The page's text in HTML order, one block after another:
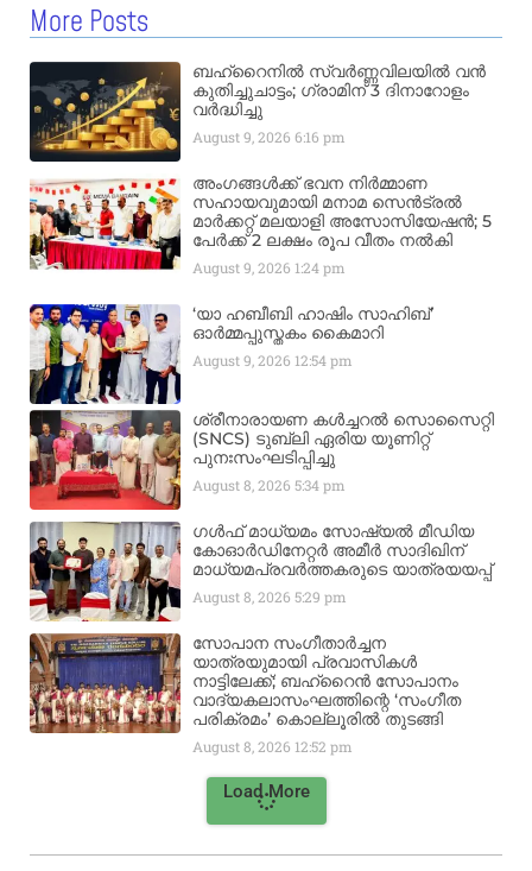
More Posts
ബഹ്‌റൈനിൽ സ്വർണ്ണവിലയിൽ വൻ
കുതിച്ചുചാട്ടം; ഗ്രാമിന് 3 ദിനാറോളം
വർദ്ധിച്ചു
August 9, 20266:16 pm
അംഗങ്ങൾക്ക് ഭവന നിർമ്മാണ
സഹായവുമായി മനാമ സെൻട്രൽ
മാർക്കറ്റ് മലയാളി അസോസിയേഷൻ; 5
പേർക്ക് 2 ലക്ഷം രൂപ വീതം നൽകി
August 9, 2026 1:24 pm
‘യാ ഹബീബി ഹാഷിം സാഹിബ്’
ഓർമ്മപ്പുസ്തകം കൈമാറി
August 9, 2026 12:54 pm
ശ്രീനാരായണ കൾച്ചറൽ സൊസൈറ്റി
(SNCS) ടുബ്ലി ഏരിയ യൂണിറ്റ്
പുനഃസംഘടിപ്പിച്ചു
August 8, 20265:34 pm
ഗൾഫ് മാധ്യമം സോഷ്യൽ മീഡിയ
കോഓർഡിനേറ്റർ അമീർ സാദിഖിന്
മാധ്യമപ്രവർത്തകരുടെ യാത്രയയപ്പ്
August 8, 20265:29 pm
സോപാന സംഗീതാർച്ചന
യാത്രയുമായി പ്രവാസികൾ
നാട്ടിലേക്ക്; ബഹ്‌റൈൻ സോപാനം
വാദ്യകലാസംഘത്തിന്റെ ‘സംഗീത
പരിക്രമം’ കൊല്ലൂരിൽ തുടങ്ങി
August 8, 2026 12:52 pm
Load More